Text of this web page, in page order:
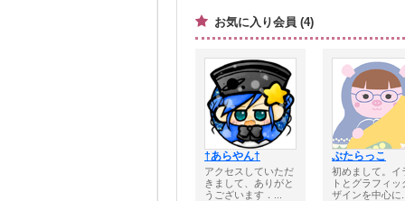
お気に入り会員 (4)
†あらやん†
アクセスしていただ
きまして、ありがと
うございます．...
ぶたらっこ
初めまして。イ
トとグラフィッ
ザインを中心に